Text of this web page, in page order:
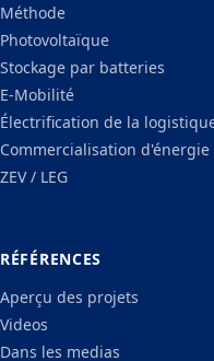
Méthode
Photovoltaïque
Stockage par batteries
E-Mobilité
Électrification de la
Commercialisation d'énergie
ZEV / LEG
RÉFÉRENCES
Aperçu des projets
Videos
Dans les medias